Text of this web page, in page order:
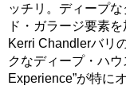
ッチリ。ディープ
ド・ガラージ要素
Kerri Chandlerバリ
クなディープ・ハ
Experience”が特に